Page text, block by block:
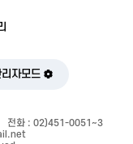
리자모드
전화 : 02)451-0051~3